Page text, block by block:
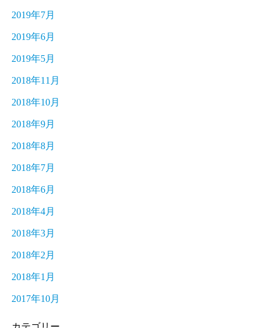
2019年7月
2019年6月
2019年5月
2018年11月
2018年10月
2018年9月
2018年8月
2018年7月
2018年6月
2018年4月
2018年3月
2018年2月
2018年1月
2017年10月